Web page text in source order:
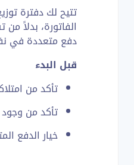
تتيح لك دفترة
الفاتورة، بدلاً
دفع متعددة في
قبل البدء
تأكد من
تأكد من وجود
خيار الدفع